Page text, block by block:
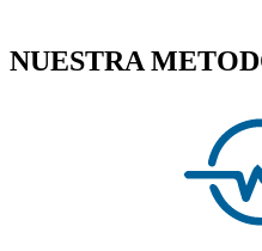
NUESTRA